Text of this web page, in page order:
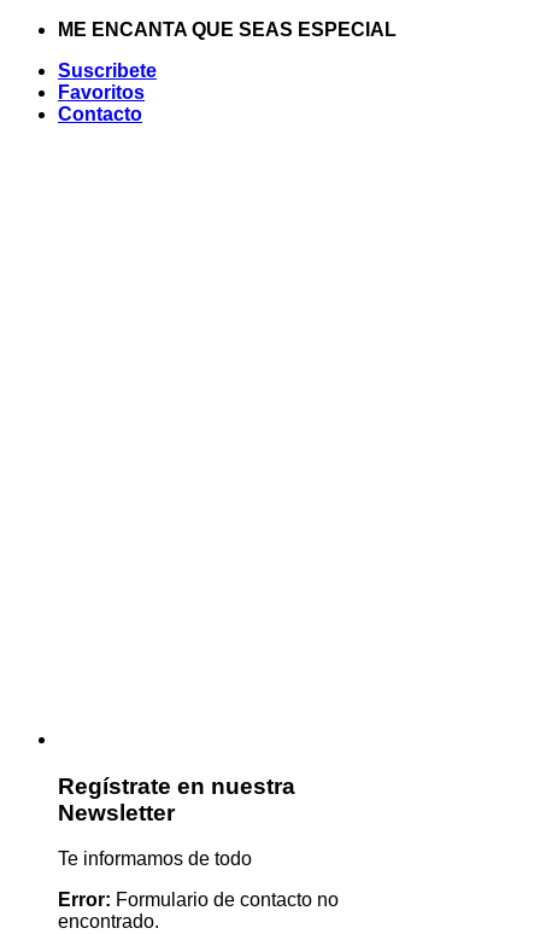
Saltar
contenido
ME ENCANTA QUE SEAS ESPECIAL
Suscribete
Favoritos
Contacto
Regístrate en nuestra
Newsletter
Te informamos de todo
Error: Formulario de contacto no
encontrado.